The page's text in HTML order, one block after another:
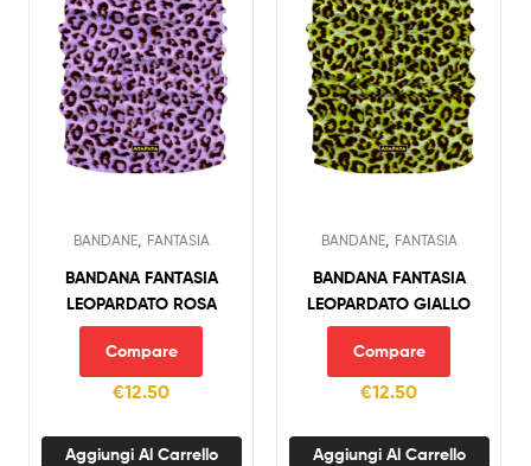
BANDANE, FANTASIA
BANDANA FANTASIA
LEOPARDATO ROSA
Compare
€12.50
Aggiungi Al Carrello
BANDANE, FANTASIA
BANDANA FANTASIA
LEOPARDATO GIALLO
Compare
€12.50
Aggiungi Al Carrello